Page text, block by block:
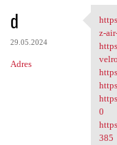
d
29.05.2024
Adres
z-
0
385